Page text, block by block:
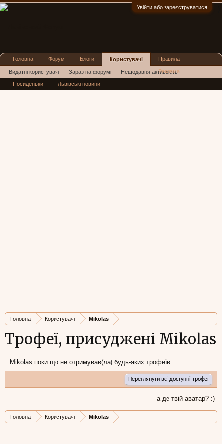
Увійти або зареєструватися
Головна Користувачі Mikolas
Трофеї, присуджені Mikolas
Mikolas поки що не отримував(ла) будь-яких трофеїв.
Переглянути всі доступні трофеї
а де твій аватар? :)
Головна Користувачі Mikolas
Головна Форум Блоги Користувачі
Видатні користувачі Зараз на форумі Нещодавня активність
Нові повідомлення профілю
Правила
Реклама
Посиденьки Львівські новини